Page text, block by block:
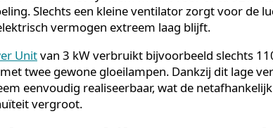
werkt als energieonafhankelijke oplossing
Materials, zodat het systeem gedurende
nodig heeft. In plaats van continu een
buitenlucht en de
te houden.